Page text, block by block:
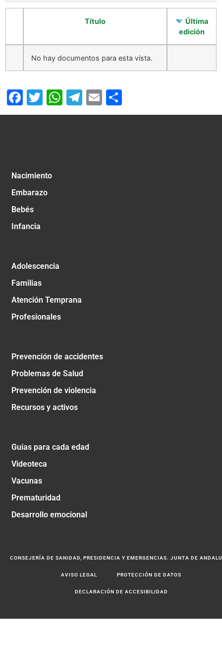
Título
Última
edición
No hay documentos para esta vista.
Facebook
Twitter
WhatsApp
Telegram
Email
Nacimiento
Embarazo
Bebés
Infancia
Adolescencia
Familias
Atención Temprana
Profesionales
Prevención de accidentes
Problemas de Salud
Prevención de violencia
Recursos y activos
Guías para cada edad
Videoteca
Vacunas
Prematuridad
Desarrollo emocional
CONSEJERÍA DE SANIDAD, PRESIDENCIA Y EMERGENCIAS. JUNTA DE
AVISO LEGAL PROTECCIÓN DE DATOS
DECLARACIÓN DE ACCESIBILIDAD